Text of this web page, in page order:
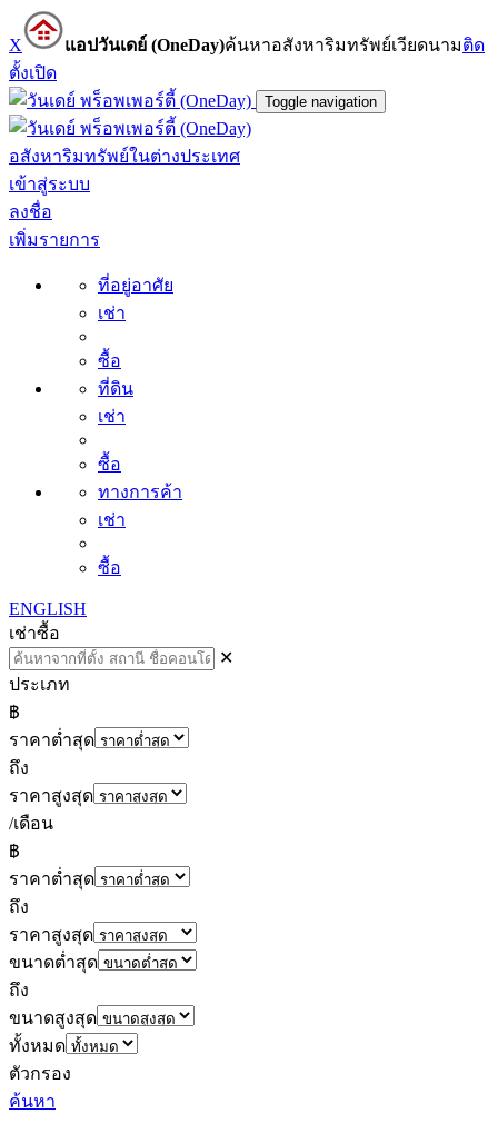
X แอปวันเดย์ (OneDay)ค้นหาอสังหาริมทรัพย์เวียดนามติด
ตั้งเปิด
Toggle navigation
อสังหาริมทรัพย์ในต่างประเทศ
เข้าสู่ระบบ
ลงชื่อ
เพิ่มรายการ
ที่อยู่อาศัย
เช่า
ซื้อ
ที่ดิน
เช่า
ซื้อ
ทางการค้า
เช่า
ซื้อ
ENGLISH
เช่าซื้อ
✕
ประเภท
฿
ราคาต่ำสุด
ถึง
ราคาสูงสุด
/เดือน
฿
ราคาต่ำสุด
ถึง
ราคาสูงสุด
ขนาดต่ำสุด
ถึง
ขนาดสูงสุด
ทั้งหมด
ตัวกรอง
ค้นหา